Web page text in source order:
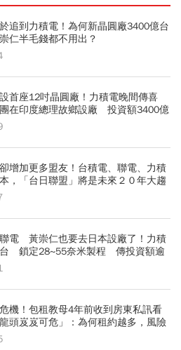
追到力積電！為何新晶圓廠3400億台
仁半毛錢都不用出？
首座12吋晶圓廠！力積電晚間傳喜
在印度總理故鄉設廠 投資額3400億
增加更多盟友！台積電、聯電、力積
，「台日聯盟」將是未來２０年大趨
電 黃崇仁也要去日本設廠了！力積
台 鎖定28~55奈米製程 傳投資額逾
機！包租教母4年前收到房東私訊看
頭岌岌可危」：為何租約越多，風險